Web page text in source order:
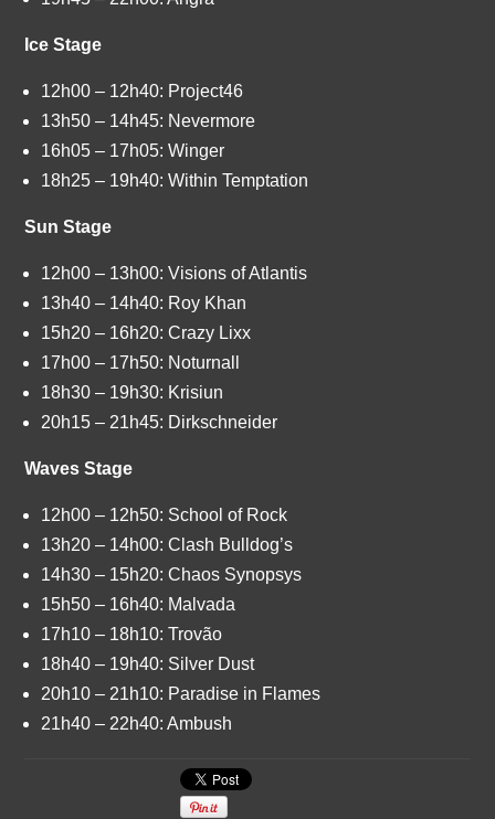
Ice Stage
12h00 – 12h40: Project46
13h50 – 14h45: Nevermore
16h05 – 17h05: Winger
18h25 – 19h40: Within Temptation
Sun Stage
12h00 – 13h00: Visions of Atlantis
13h40 – 14h40: Roy Khan
15h20 – 16h20: Crazy Lixx
17h00 – 17h50: Noturnall
18h30 – 19h30: Krisiun
20h15 – 21h45: Dirkschneider
Waves Stage
12h00 – 12h50: School of Rock
13h20 – 14h00: Clash Bulldog’s
14h30 – 15h20: Chaos Synopsys
15h50 – 16h40: Malvada
17h10 – 18h10: Trovão
18h40 – 19h40: Silver Dust
20h10 – 21h10: Paradise in Flames
21h40 – 22h40: Ambush